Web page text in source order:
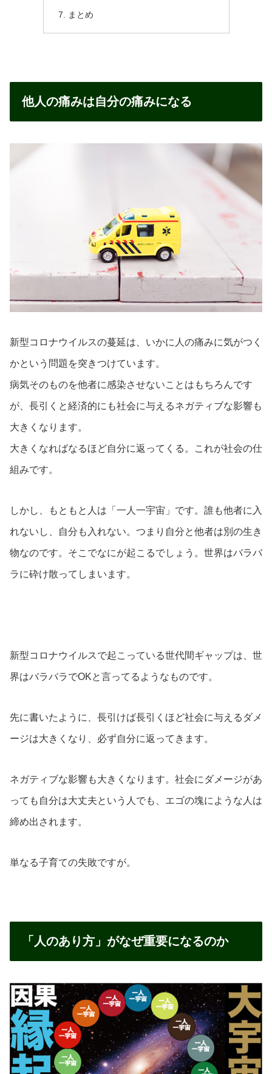
まとめ
他人の痛みは自分の痛みになる
新型コロナウイルスの蔓延は、いかに人の痛みに気がつく
かという問題を突きつけています。
病気そのものを他者に感染させないことはもちろんです
が、長引くと経済的にも社会に与えるネガティブな影響も
大きくなります。
大きくなればなるほど自分に返ってくる。これが社会の仕
組みです。
しかし、もともと人は「 一人一宇宙」です。誰も他者に入
れないし、自分も入れない。つまり自分と他者は別の生き
物なのです。そこでなにが起こるでしょう。世界はバラバ
ラに砕け散ってしまいます。
新型コロナウイルスで起こっている世代間ギャップは、 世
界はバラバラでOKと言ってるようなものです。
先に書いたように、長引けば長引くほど社会に与えるダメ
ージは大きくなり、必ず自分に返ってきます。
ネガティブな影響も大きくなります。社会にダメージがあ
っても自分は大丈夫という人でも、エゴの塊にような人は
締め出されます。
単なる子育ての失敗ですが。
「人のあり方」がなぜ重要になるのか